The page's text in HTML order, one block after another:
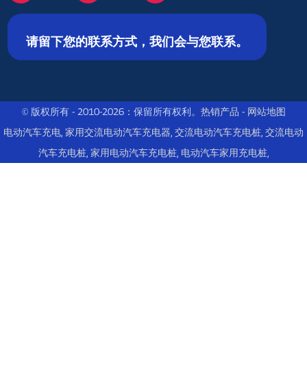
请留下您的联系方式，我们会与您联系。
© 版权所有 - 2010-2026：保留所有权利。 热销产品 - 网站地图
电动汽车充电, 家用交流电动汽车充电器, 交流电动汽车充电桩, 交流电动
汽车充电桩, 家用电动汽车充电桩, 电动汽车家用充电桩,